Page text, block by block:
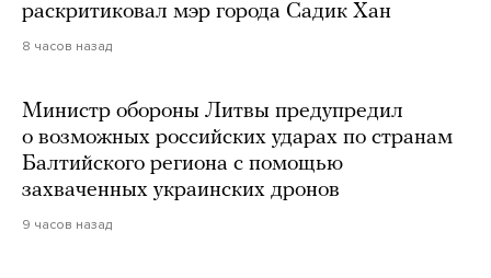
раскритиковал мэр города Садик Хан
8 часов назад
Министр обороны Литвы предупредил
о возможных российских ударах по странам
Балтийского региона с помощью
захваченных украинских дронов
9 часов назад